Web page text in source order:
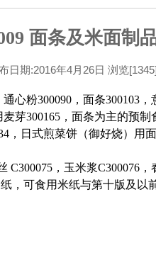
面条及米面制
日期:2016年4月26日 浏览[1345]
心粉300090，面条300103
芽300165，面条为主的预制
，日式煎菜饼（御好烧）用
，玉米浆C300076，
，可食用米纸与第十版及以